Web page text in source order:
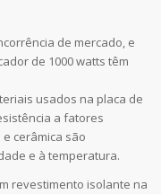
de mercado, e
de 1000 watts têm
usados na placa de
a fatores
cerâmica são
e à temperatura.
revestimento isolante na